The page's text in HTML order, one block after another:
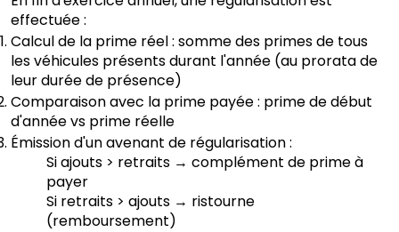
effectuée :
Calcul de la prime réel : somme des primes de tous
les véhicules présents durant l'année (au prorata de
leur durée de présence)
Comparaison avec la prime payée : prime de début
d'année vs prime réelle
Émission d'un avenant de régularisation :
Si ajouts > retraits → complément de prime à
payer
Si retraits > ajouts → ristourne
(remboursement)